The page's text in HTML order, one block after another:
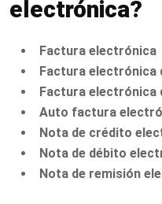
electrónica?
Factura electrónica
Factura electrónica
Factura electrónica
Auto factura
Nota de crédito
Nota de débito
Nota de remisión